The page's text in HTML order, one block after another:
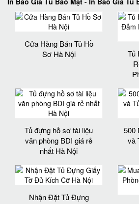
Cửa Hàng Bán Tủ Hồ
Sơ Hà Nội
Tủ
Tủ đựng hồ sơ tài liệu
văn phòng BDI giá rẻ
nhất Hà Nội
500
và
Nhận Đặt Tủ Đựng